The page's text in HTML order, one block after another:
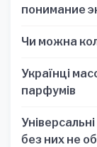
понимание
Чи можна
Українці
парфумів
без них не